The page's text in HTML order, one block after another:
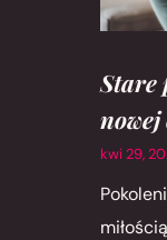
Stare
nowej
kwi 29,